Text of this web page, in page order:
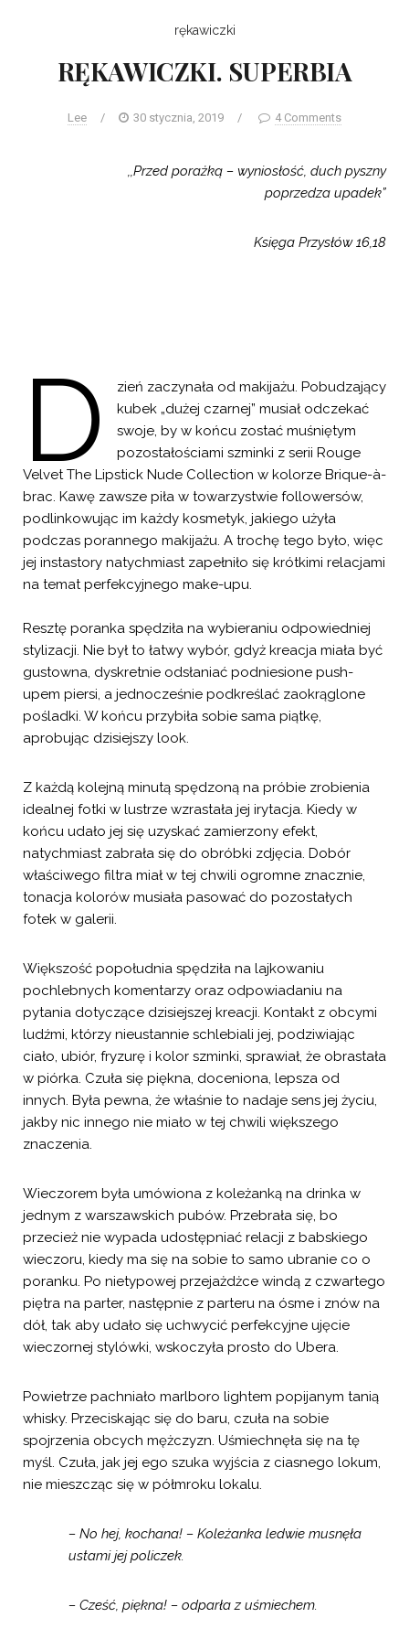
rękawiczki
RĘKAWICZKI. SUPERBIA
Lee / 30 stycznia, 2019 / 4 Comments
,,Przed porażką – wyniosłość, duch pyszny
poprzedza upadek”
Księga Przysłów 16,18
D
zień zaczynała od makijażu. Pobudzający
kubek „dużej czarnej” musiał odczekać
swoje, by w końcu zostać muśniętym
pozostałościami szminki z serii Rouge
Velvet The Lipstick Nude Collection w kolorze Brique-à-
brac. Kawę zawsze piła w towarzystwie followersów,
podlinkowując im każdy kosmetyk, jakiego użyła
podczas porannego makijażu. A trochę tego było, więc
jej instastory natychmiast zapełniło się krótkimi relacjami
na temat perfekcyjnego make-upu.
Resztę poranka spędziła na wybieraniu odpowiedniej
stylizacji. Nie był to łatwy wybór, gdyż kreacja miała być
gustowna, dyskretnie odsłaniać podniesione push-
upem piersi, a jednocześnie podkreślać zaokrąglone
pośladki. W końcu przybiła sobie sama piątkę,
aprobując dzisiejszy look.
Z każdą kolejną minutą spędzoną na próbie zrobienia
idealnej fotki w lustrze wzrastała jej irytacja. Kiedy w
końcu udało jej się uzyskać zamierzony efekt,
natychmiast zabrała się do obróbki zdjęcia. Dobór
właściwego filtra miał w tej chwili ogromne znacznie,
tonacja kolorów musiała pasować do pozostałych
fotek w galerii.
Większość popołudnia spędziła na lajkowaniu
pochlebnych komentarzy oraz odpowiadaniu na
pytania dotyczące dzisiejszej kreacji. Kontakt z obcymi
ludźmi, którzy nieustannie schlebiali jej, podziwiając
ciało, ubiór, fryzurę i kolor szminki, sprawiał, że obrastała
w piórka. Czuła się piękna, doceniona, lepsza od
innych. Była pewna, że właśnie to nadaje sens jej życiu,
jakby nic innego nie miało w tej chwili większego
znaczenia.
Wieczorem była umówiona z koleżanką na drinka w
jednym z warszawskich pubów. Przebrała się, bo
przecież nie wypada udostępniać relacji z babskiego
wieczoru, kiedy ma się na sobie to samo ubranie co o
poranku. Po nietypowej przejażdżce windą z czwartego
piętra na parter, następnie z parteru na ósme i znów na
dół, tak aby udało się uchwycić perfekcyjne ujęcie
wieczornej stylówki, wskoczyła prosto do Ubera.
Powietrze pachniało marlboro lightem popijanym tanią
whisky. Przeciskając się do baru, czuła na sobie
spojrzenia obcych mężczyzn. Uśmiechnęła się na tę
myśl. Czuła, jak jej ego szuka wyjścia z ciasnego lokum,
nie mieszcząc się w półmroku lokalu.
– No hej, kochana! – Koleżanka ledwie musnęła
ustami jej policzek.
– Cześć, piękna! – odparła z uśmiechem.